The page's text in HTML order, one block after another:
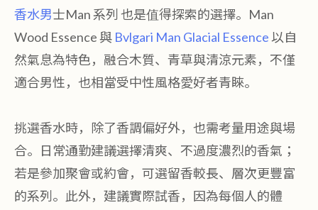
香水男士Man 系列 也是值得探索的選擇。Man
Wood Essence 與 Bvlgari Man Glacial Essence以自
然氣息為特色，融合木質、青草與清涼元素，不僅
適合男性，也相當受中性風格愛好者青睞。
挑選香水時，除了香調偏好外，也需考量用途與場
合。日常通勤建議選擇清爽、不過度濃烈的香氣；
若是參加聚會或約會，可選留香較長、層次更豐富
的系列。此外，建議實際試香，因為每個人的體